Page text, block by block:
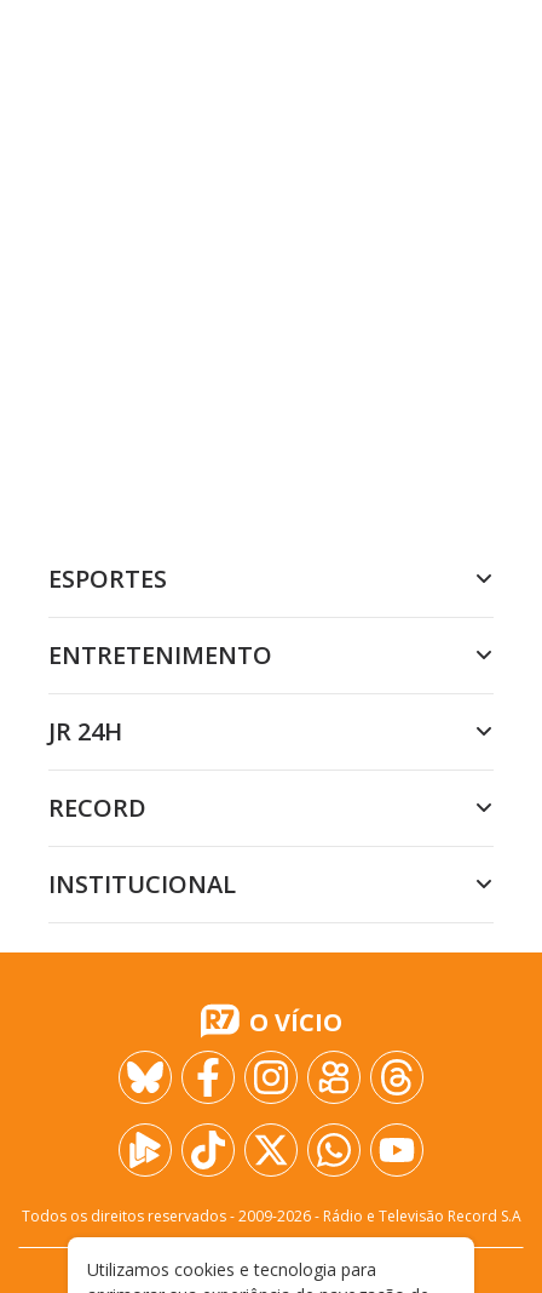
ESPORTES
ENTRETENIMENTO
JR 24H
RECORD
INSTITUCIONAL
O VÍCIO
Todos os direitos reservados - 2009-2026- Rádio e Televisão Record S.A
FALE CONOSCO PRIVACIDADE
Utilizamos cookies e tecnologia para